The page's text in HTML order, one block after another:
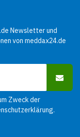
Newsletter und
von meddax24.de
Zweck der
.